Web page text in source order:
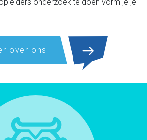
onderzoek te doen vorm je je
over ons